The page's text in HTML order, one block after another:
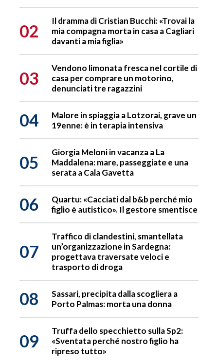
02
Il dramma di Cristian Bucchi: «Trovai la
mia compagna morta in casa a Cagliari
davanti a mia figlia»
03
Vendono limonata fresca nel cortile di
casa per comprare un motorino,
denunciati tre ragazzini
04
Malore in spiaggia a Lotzorai, grave un
19enne: è in terapia intensiva
05
Giorgia Meloni in vacanza a La
Maddalena: mare, passeggiate e una
serata a Cala Gavetta
06
Quartu: «Cacciati dal b&b perché mio
figlio è autistico». Il gestore smentisce
07
Traffico di clandestini, smantellata
un’organizzazione in Sardegna:
progettava traversate veloci e
trasporto di droga
08
Sassari, precipita dalla scogliera a
Porto Palmas: morta una donna
09
Truffa dello specchietto sulla Sp2:
«Sventata perché nostro figlio ha
ripreso tutto»